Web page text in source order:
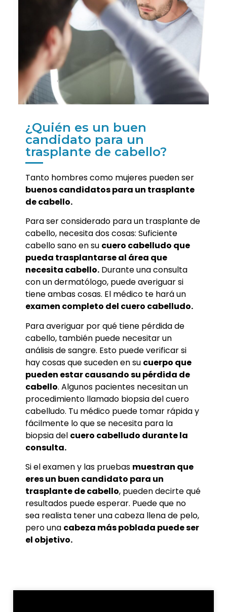
¿Quién es un buen
candidato para un
trasplante de cabello?
Tanto hombres como mujeres pueden ser
buenos candidatos para un trasplante
de cabello.
Para ser considerado para un trasplante de
cabello, necesita dos cosas: Suficiente
cabello sano en su cuero cabelludo que
pueda trasplantarse al área que
necesita cabello. Durante una consulta
con un dermatólogo, puede averiguar si
tiene ambas cosas. El médico te hará un
examen completo del cuero cabelludo.
Para averiguar por qué tiene pérdida de
cabello, también puede necesitar un
análisis de sangre. Esto puede verificar si
hay cosas que suceden en su cuerpo que
pueden estar causando su pérdida de
cabello. Algunos pacientes necesitan un
procedimiento llamado biopsia del cuero
cabelludo. Tu médico puede tomar rápida y
fácilmente lo que se necesita para la
biopsia del cuero cabelludo durante la
consulta.
Si el examen y las pruebas muestran que
eres un buen candidato para un
trasplante de cabello, pueden decirte qué
resultados puede esperar. Puede que no
sea realista tener una cabeza llena de pelo,
pero una cabeza más poblada puede ser
el objetivo.